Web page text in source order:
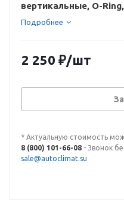
вертикальные, O-
аварийный клапан
Подробнее
2 250 ₽/шт
* Актуальную стоимость
8 (800) 101-66-08 - Звонок
sale@autoclimat.su